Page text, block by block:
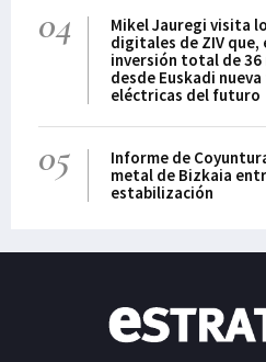
04
Mikel Jauregi visita
digitales de ZIV que,
inversión total de 36
desde Euskadi
eléctricas del futuro
05
Informe de
metal de Bizkaia
estabilización